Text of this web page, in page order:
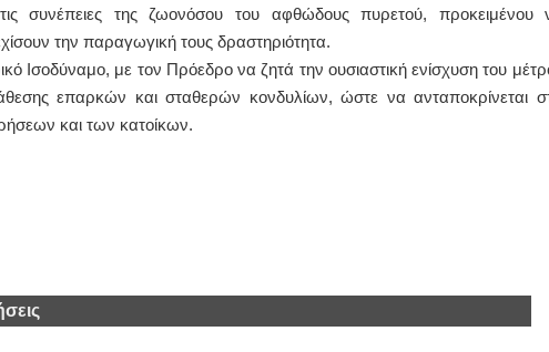
συνέπειες της ζωονόσου του αφθώδους πυρετού, προκειμένου
την παραγωγική τους δραστηριότητα.
Ισοδύναμο, με τον Πρόεδρο να ζητά την ουσιαστική ενίσχυση του
επαρκών και σταθερών κονδυλίων, ώστε να ανταποκρίνεται
και των κατοίκων.
Έλενα Μπούμπα
Στρατιωτικός Ιατρός
Πάρνηθας 95-97 Αχαρναί
2102467085 & 6938502258
email- elenboumpa@gmail.com